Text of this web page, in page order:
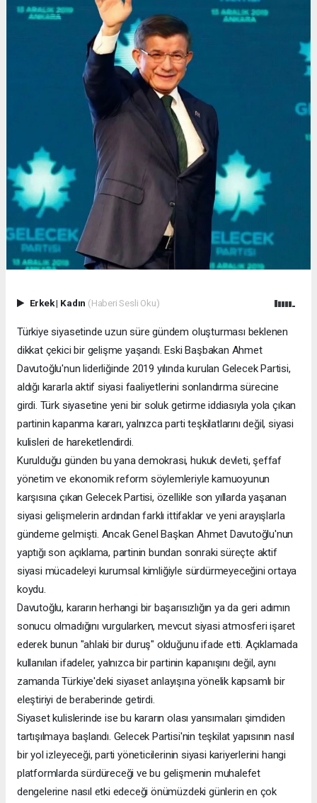
Erkek| Kadın (Haberi Sesli Oku)
Türkiye siyasetinde uzun süre gündem oluşturması beklenen
dikkat çekici bir gelişme yaşandı. Eski Başbakan Ahmet
Davutoğlu'nun liderliğinde 2019 yılında kurulan Gelecek Partisi,
aldığı kararla aktif siyasi faaliyetlerini sonlandırma sürecine
girdi. Türk siyasetine yeni bir soluk getirme iddiasıyla yola çıkan
partinin kapanma kararı, yalnızca parti teşkilatlarını değil, siyasi
kulisleri de hareketlendirdi.
Kurulduğu günden bu yana demokrasi, hukuk devleti, şeffaf
yönetim ve ekonomik reform söylemleriyle kamuoyunun
karşısına çıkan Gelecek Partisi, özellikle son yıllarda yaşanan
siyasi gelişmelerin ardından farklı ittifaklar ve yeni arayışlarla
gündeme gelmişti. Ancak Genel Başkan Ahmet Davutoğlu'nun
yaptığı son açıklama, partinin bundan sonraki süreçte aktif
siyasi mücadeleyi kurumsal kimliğiyle sürdürmeyeceğini ortaya
koydu.
Davutoğlu, kararın herhangi bir başarısızlığın ya da geri adımın
sonucu olmadığını vurgularken, mevcut siyasi atmosferi işaret
ederek bunun "ahlaki bir duruş" olduğunu ifade etti. Açıklamada
kullanılan ifadeler, yalnızca bir partinin kapanışını değil, aynı
zamanda Türkiye'deki siyaset anlayışına yönelik kapsamlı bir
eleştiriyi de beraberinde getirdi.
Siyaset kulislerinde ise bu kararın olası yansımaları şimdiden
tartışılmaya başlandı. Gelecek Partisi'nin teşkilat yapısının nasıl
bir yol izleyeceği, parti yöneticilerinin siyasi kariyerlerini hangi
platformlarda sürdüreceği ve bu gelişmenin muhalefet
dengelerine nasıl etki edeceği önümüzdeki günlerin en çok